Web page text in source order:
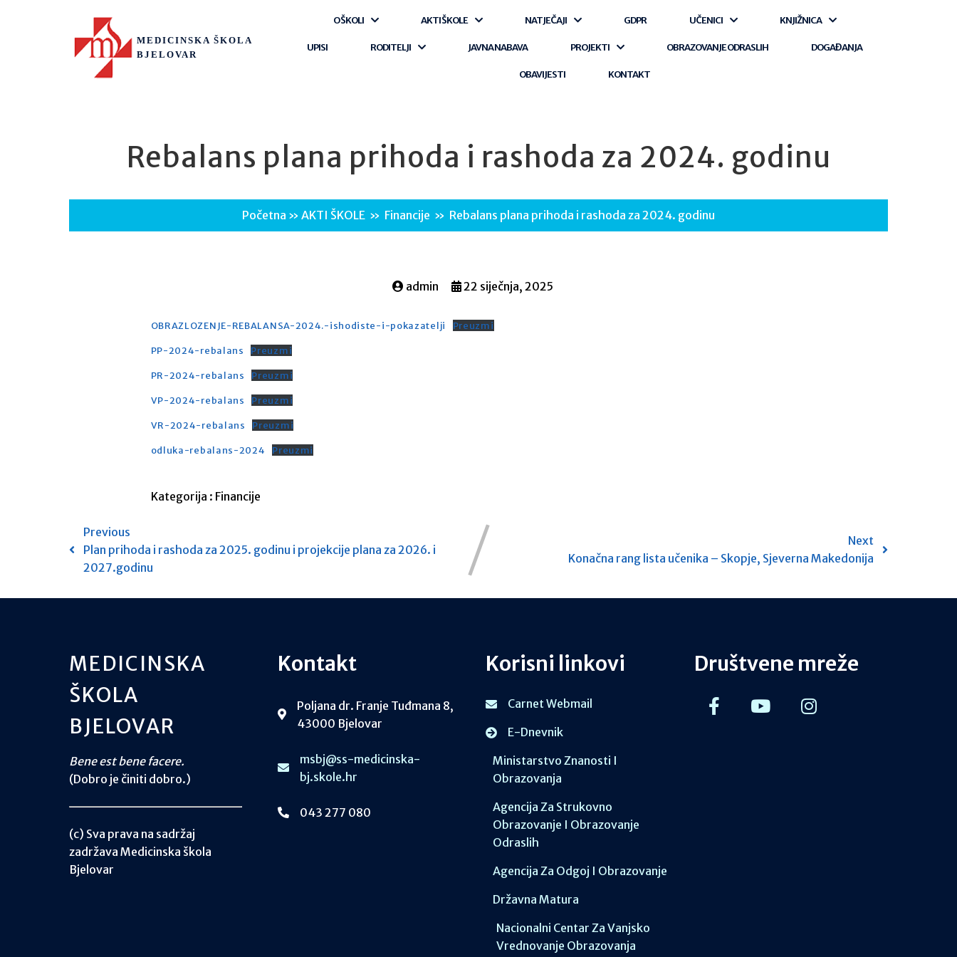
MEDICINSKA ŠKOLA
BJELOVAR
O ŠKOLI AKTI ŠKOLE NATJEČAJI GDPR UČENICI KNJIŽNICA
UPISI RODITELJI JAVNA NABAVA PROJEKTI OBRAZOVANJE ODRASLIH DOGAĐANJA
OBAVIJESTI KONTAKT
Rebalans plana prihoda i rashoda za 2024. godinu
Početna » AKTI ŠKOLE » Financije » Rebalans plana prihoda i rashoda za 2024. godinu
admin 22 siječnja, 2025
OBRAZLOZENJE-REBALANSA-2024.-ishodiste-i-pokazatelji Preuzmi
PP-2024-rebalans Preuzmi
PR-2024-rebalans Preuzmi
VP-2024-rebalans Preuzmi
VR-2024-rebalans Preuzmi
odluka-rebalans-2024 Preuzmi
Kategorija : Financije
Previous
Plan prihoda i rashoda za 2025. godinu i projekcije plana za 2026. i
2027.godinu
Next
Konačna rang lista učenika – Skopje, Sjeverna Makedonija
MEDICINSKA
ŠKOLA
BJELOVAR
Bene est bene facere.
(Dobro je činiti dobro.)
(c) Sva prava na sadržaj
zadržava Medicinska škola
Bjelovar
Kontakt
Poljana dr. Franje Tuđmana 8,
43000 Bjelovar
msbj@ss-medicinska-
bj.skole.hr
043 277 080
Korisni linkovi
Carnet Webmail
E-Dnevnik
Ministarstvo Znanosti I
Obrazovanja
Agencija Za Strukovno
Obrazovanje I Obrazovanje
Odraslih
Agencija Za Odgoj I Obrazovanje
Državna Matura
Nacionalni Centar Za Vanjsko
Vrednovanje Obrazovanja
Društvene mreže